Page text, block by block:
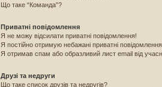
Що таке “Команда”?
Приватні повідомлення
Я не можу відсилати приватні повідомлення!
Я постійно отримую небажані приватні
Я отримав спам або образливий лист email від
Друзі та недруги
Що таке список друзів та недругів?